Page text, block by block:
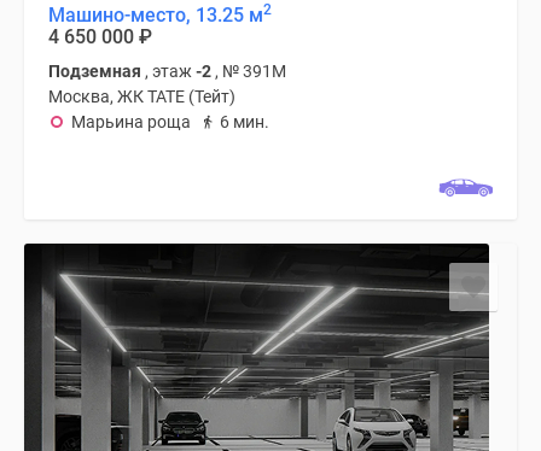
Машино-место, 13.25 м2
4 650 000 ₽
Подземная , этаж -2 , № 391М
Москва, ЖК TATE (Тейт)
Марьина роща
6 мин.